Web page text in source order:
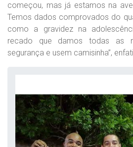
começou, mas já estamos na
Temos dados comprovados do
como a gravidez na
recado que damos todas as
segurança e usem camisinha”,